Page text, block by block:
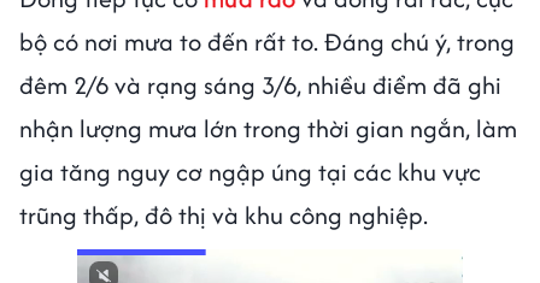
bộ có nơi mưa to đến rất to. Đáng chú ý, trong
đêm 2/6 và rạng sáng 3/6, nhiều điểm đã ghi
nhận lượng mưa lớn trong thời gian ngắn, làm
gia tăng nguy cơ ngập úng tại các khu vực
trũng thấp, đô thị và khu công nghiệp.